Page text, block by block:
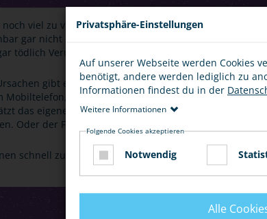
viel zu viele Unfälle, bei denen jugendliche
gar nicht dafür verantwortlich sind.
tödlich Verunglückten sind dir sicherlich nicht
gibt es genügend: Der Fahrer schreibt
er fährt zu schnell oder zu dicht auf. Er
das eigene Können oder eine Verkehrssituation
Oder der Fahrer ist vielleicht übermüdet oder von
schnell zu einem Unfall mit unvorhersehbaren
Privatsphäre-Einstellungen
Auf unserer Webseite werden Cookies
benötigt, andere werden lediglich zu
Informationen findest du in der
Weitere Informationen
Folgende Cookies akzeptieren
Notwendig
Alle